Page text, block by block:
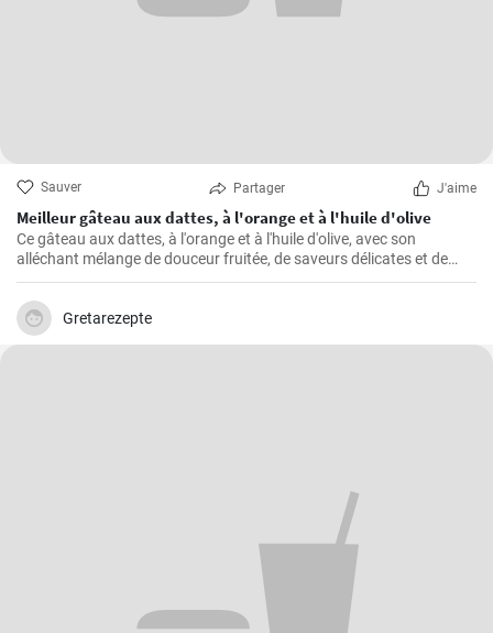
Sauver Partager J'aime
Meilleur gâteau aux dattes, à l'orange et à l'huile d'olive
Ce gâteau aux dattes, à l'orange et à l'huile d'olive, avec son
alléchant mélange de douceur fruitée, de saveurs délicates et de
texture moelleuse, ne manque jamais de rendre toute occasion
spéciale.
Gretarezepte